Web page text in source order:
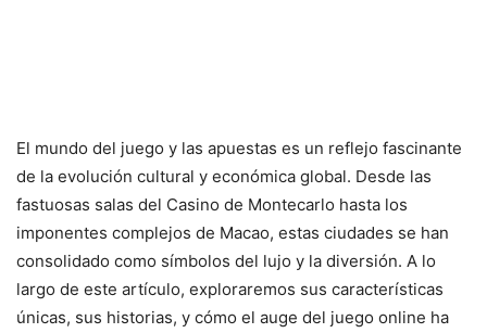
El mundo del juego y las apuestas es un reflejo fascinante
de la evolución cultural y económica global. Desde las
fastuosas salas del Casino de Montecarlo hasta los
imponentes complejos de Macao, estas ciudades se han
consolidado como símbolos del lujo y la diversión. A lo
largo de este artículo, exploraremos sus características
únicas, sus historias, y cómo el auge del juego online ha